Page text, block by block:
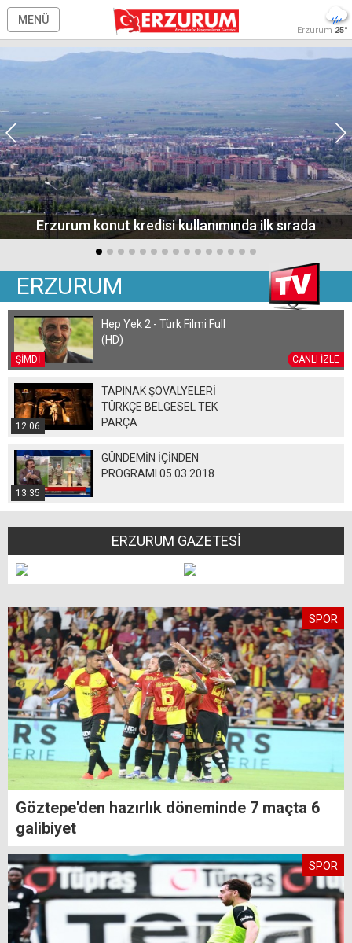
MENÜ
Erzurum 25°
Erzurum konut kredisi kullanımında ilk sırada
ERZURUM
ŞİMDİ CANLI İZLE
Hep Yek 2 - Türk Filmi Full
(HD)
12:06
TAPINAK ŞÖVALYELERİ
TÜRKÇE BELGESEL TEK
PARÇA
13:35
GÜNDEMİN İÇİNDEN
PROGRAMI 05.03.2018
ERZURUM GAZETESİ
SPOR
Göztepe'den hazırlık döneminde 7 maçta 6
galibiyet
SPOR